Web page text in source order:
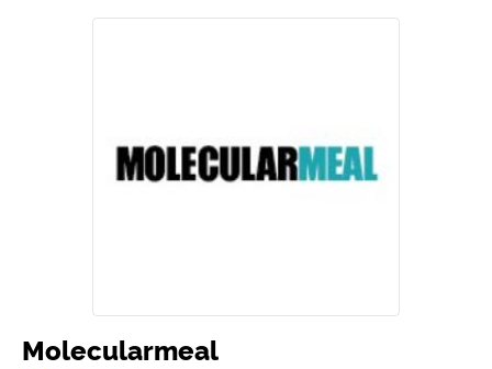
Molecularmeal